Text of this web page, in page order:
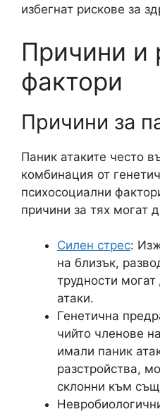
избегнат рискове за
Причини и
фактори
Причини за
Паник атаките често
комбинация от
психосоциални
причини за тях могат
Силен стрес:
на близък,
трудности
атаки.
Генетична
чийто членове
имали паник
разстройства,
склонни към